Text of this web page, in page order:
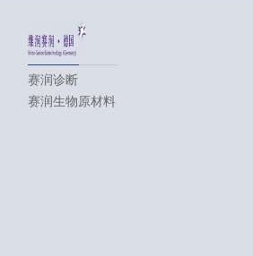
赛润诊断
赛润生物原材料